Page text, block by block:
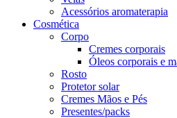
Acessórios aromaterapia
Cosmética
Corpo
Cremes corporais
Óleos corporais e
Rosto
Protetor solar
Cremes Mãos e Pés
Presentes/packs